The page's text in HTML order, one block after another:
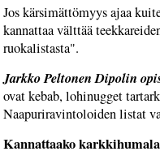
Jos kärsimättömyys ajaa
kannattaa välttää
ruokalistasta".
Jarkko Peltonen Dipolin
ovat kebab, lohinugget
Naapuriravintoloiden listat
Kannattaako